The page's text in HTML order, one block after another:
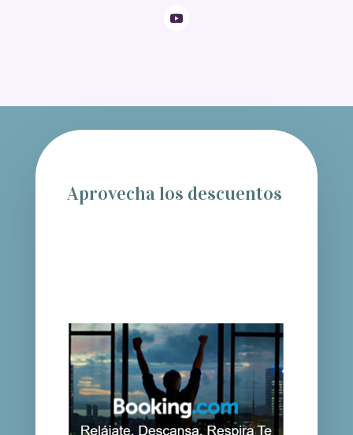
Aprovecha los descuentos